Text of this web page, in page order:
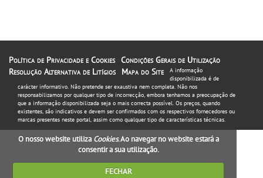
Política de Privacidade e Cookies Condições Gerais de Utilização
Resolução Alternativa de Litígios
Mapa do Site
A informação
disponibilizada é de
carácter informativo. Não pretende ser exaustiva nem completa. Não nos
responsabilizamos por qualquer tipo de incorrecção, embora tenhamos a preocupação de
que a informação disponibilizada seja o mais correcta possível. Os preços, quando
existentes, são indicativos e devem ser confirmados com os respectivos fornecedores ou
marcas presentes neste portal, assim como qualquer tipo de características técnicas.
O nosso website utiliza Cookies. Ao navegar no website estará a
consentir a sua utilização.
FECHAR